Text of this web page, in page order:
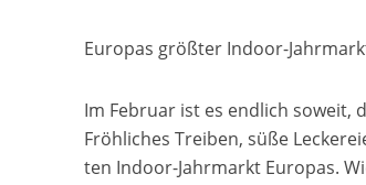
Europas größter Indoor-
Im Februar ist es endlich soweit,
Fröhliches Treiben, süße
ten Indoor-Jahrmarkt Europas.